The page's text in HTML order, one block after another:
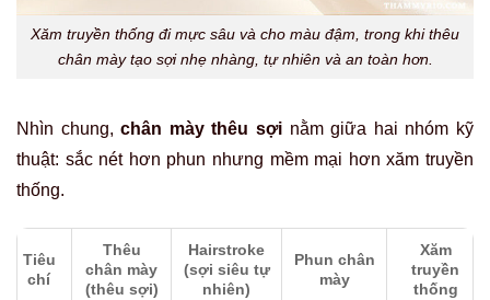
Xăm truyền thống đi mực sâu và cho màu đậm, trong khi thêu
chân mày tạo sợi nhẹ nhàng, tự nhiên và an toàn hơn.
Nhìn chung,chân mày thêu sợi nằm giữa hai nhóm kỹ
thuật: sắc nét hơn phun nhưng mềm mại hơn xăm truyền
thống.
Tiêu
chí
Thêu
chân mày
(thêu sợi)
Hairstroke
(sợi siêu tự
nhiên)
Phun chân
mày
Xăm
truyền
thống